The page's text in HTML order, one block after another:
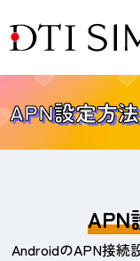
APN設定方
APN
AndroidのAPN接続